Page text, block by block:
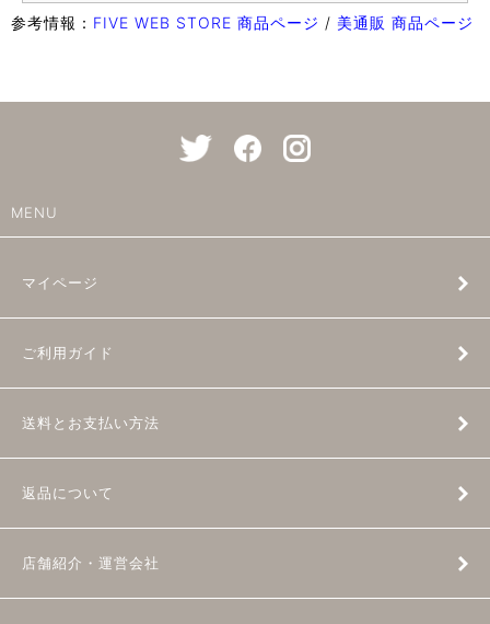
参考情報： FIVE WEB STORE 商品ページ / 美通販 商品ページ
MENU
マイページ
ご利用ガイド
送料とお支払い方法
返品について
店舗紹介・運営会社